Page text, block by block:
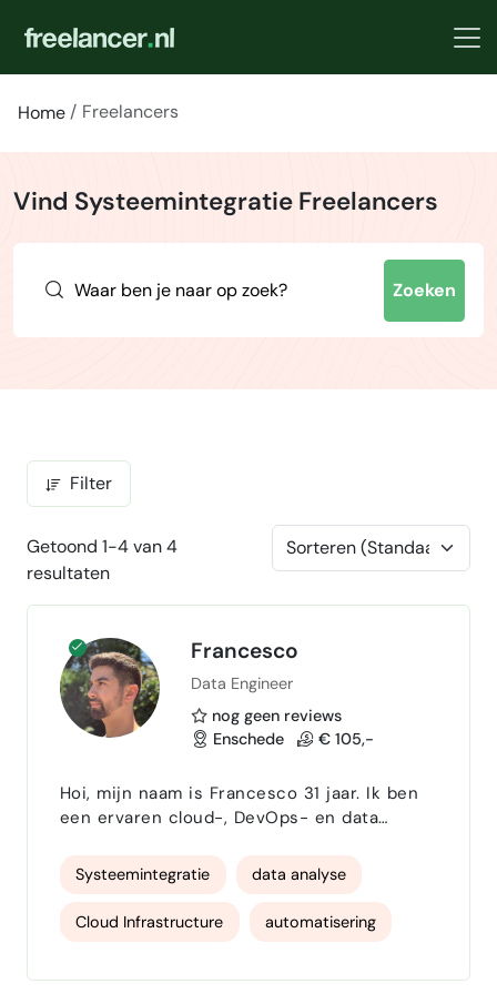
Home Freelancers
Vind Systeemintegratie Freelancers
Zoeken
Filter
Getoond 1-4 van 4
resultaten
Francesco
Data Engineer
nog geen reviews
Enschede
€ 105,-
Hoi, mijn naam is Francesco 31 jaar. Ik ben
een ervaren cloud-, DevOps- en data
operationele en justitiële IT-omgevingen. In
mijn werk richt ik mij op het bouwen en
verbeteren van robuuste, geautomatiseerde
oplossingen voor informatiestromen en
toekomstbestendig moeten zijn. Mijn kracht
Systeemintegratie data analyse
Cloud Infrastructure automatisering